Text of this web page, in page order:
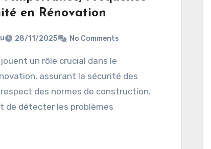
en Rénovation
28/11/2025 No Comments
assurant la sécurité des
des normes de construction.
de détecter les problèmes